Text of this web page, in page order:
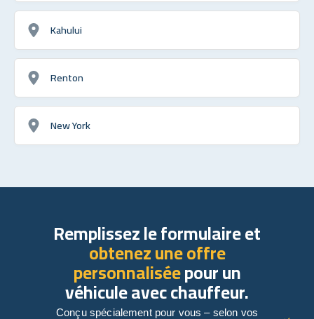
Kahului
Renton
New York
Remplissez le formulaire et
obtenez une offre
personnaliséepour un
véhicule avec chauffeur.
Conçu spécialement pour vous – selon vos